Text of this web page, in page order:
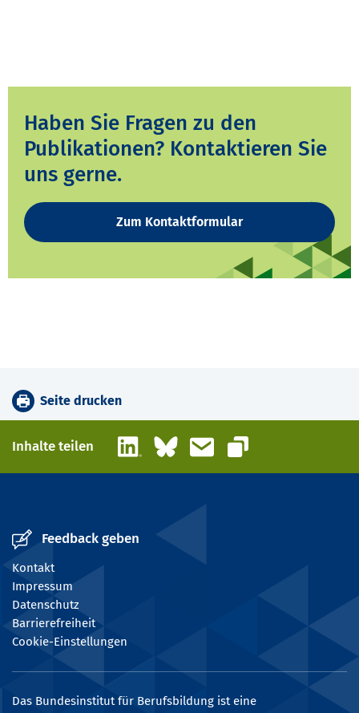
Haben Sie Fragen zu den
Publikationen? Kontaktieren Sie
uns gerne.
Zum Kontaktformular
Seite drucken
Inhalte teilen LinkedInBlueskyE-Mail
Link kopieren
Feedback geben
Kontakt
Impressum
Datenschutz
Barrierefreiheit
Cookie-Einstellungen
Das Bundesinstitut für Berufsbildung ist eine